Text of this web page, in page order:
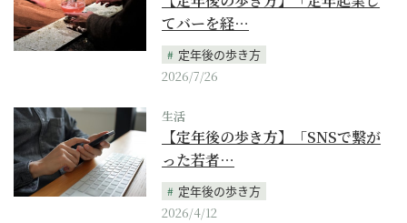
てバーを経…
定年後の歩き方
2026/7/26
生活
【定年後の歩き方】「SNSで繋が
った若者…
定年後の歩き方
2026/4/12